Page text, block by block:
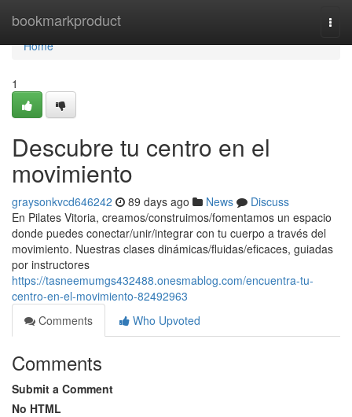
bookmarkproduct
Home
Home
1
Descubre tu centro en el
movimiento
graysonkvcd646242 89 days ago News
Discuss
En Pilates Vitoria, creamos/construimos/fomentamos un espacio
donde puedes conectar/unir/integrar con tu cuerpo a través del
movimiento. Nuestras clases dinámicas/fluidas/eficaces, guiadas
por instructores
https://tasneemumgs432488.onesmablog.com/encuentra-tu-
centro-en-el-movimiento-82492963
Comments
Who Upvoted
Comments
Submit a Comment
No HTML